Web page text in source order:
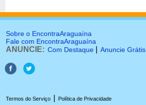
Sobre o EncontraAraguaína
Fale com EncontraAraguaína
ANUNCIE: Com Destaque Anuncie Grátis
Termos do Serviço Política de Privacidade